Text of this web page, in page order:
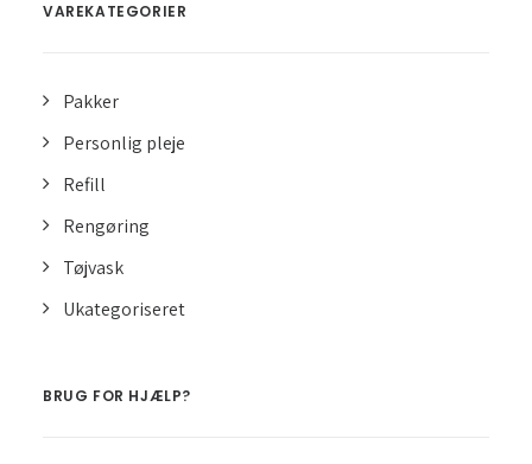
Kundeservice
Cookie- och integritetspolicy
Handelsbetingelser
Integritetspolicy
VAREKATEGORIER
Pakker
Personlig pleje
Refill
Rengøring
Tøjvask
Ukategoriseret
BRUG FOR HJÆLP?